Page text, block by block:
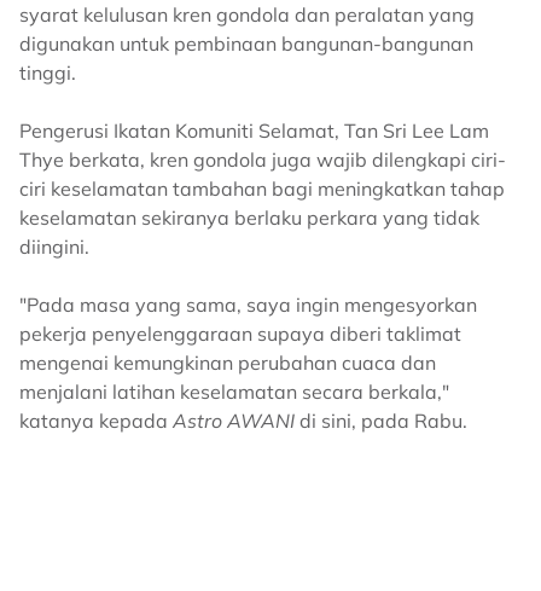
syarat kelulusan kren gondola dan peralatan yang
digunakan untuk pembinaan bangunan-bangunan
tinggi.
Pengerusi Ikatan Komuniti Selamat, Tan Sri Lee Lam
Thye berkata, kren gondola juga wajib dilengkapi ciri-
ciri keselamatan tambahan bagi meningkatkan tahap
keselamatan sekiranya berlaku perkara yang tidak
diingini.
"Pada masa yang sama, saya ingin mengesyorkan
pekerja penyelenggaraan supaya diberi taklimat
mengenai kemungkinan perubahan cuaca dan
menjalani latihan keselamatan secara berkala,"
katanya kepada Astro AWANI di sini, pada Rabu.